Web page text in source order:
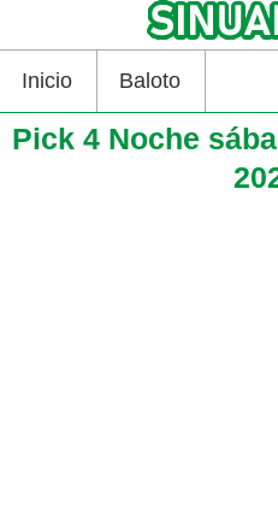
Inicio Baloto
Pick 4 Noche